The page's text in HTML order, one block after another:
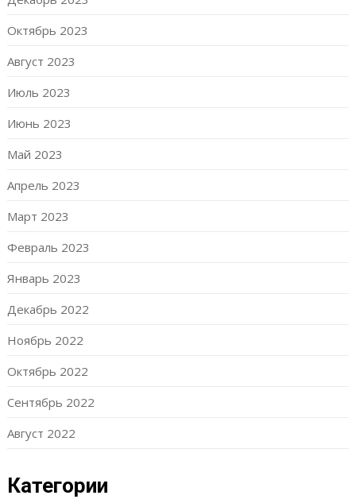
Октябрь 2023
Август 2023
Июль 2023
Июнь 2023
Май 2023
Апрель 2023
Март 2023
Февраль 2023
Январь 2023
Декабрь 2022
Ноябрь 2022
Октябрь 2022
Сентябрь 2022
Август 2022
Категории